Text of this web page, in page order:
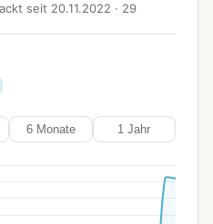
seit 20.11.2022 · 29
6 Monate 1 Jahr